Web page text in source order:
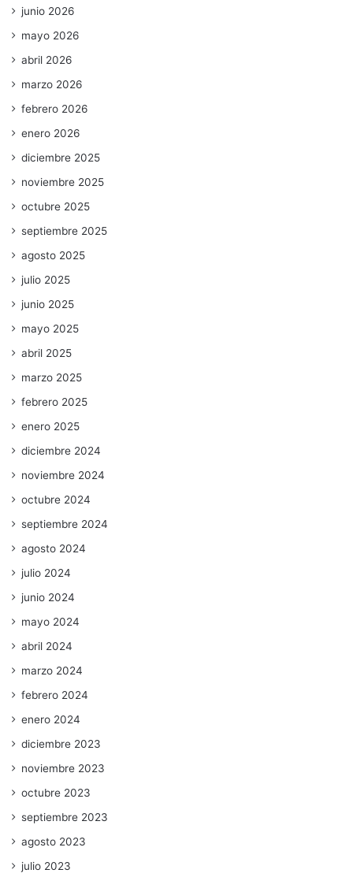
junio 2026
mayo 2026
abril 2026
marzo 2026
febrero 2026
enero 2026
diciembre 2025
noviembre 2025
octubre 2025
septiembre 2025
agosto 2025
julio 2025
junio 2025
mayo 2025
abril 2025
marzo 2025
febrero 2025
enero 2025
diciembre 2024
noviembre 2024
octubre 2024
septiembre 2024
agosto 2024
julio 2024
junio 2024
mayo 2024
abril 2024
marzo 2024
febrero 2024
enero 2024
diciembre 2023
noviembre 2023
octubre 2023
septiembre 2023
agosto 2023
julio 2023